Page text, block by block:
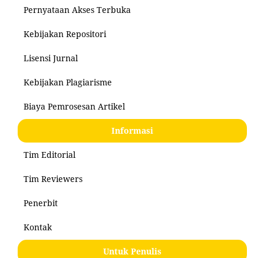
Pernyataan Akses Terbuka
Kebijakan Repositori
Lisensi Jurnal
Kebijakan Plagiarisme
Biaya Pemrosesan Artikel
Informasi
Tim Editorial
Tim Reviewers
Penerbit
Kontak
Untuk Penulis